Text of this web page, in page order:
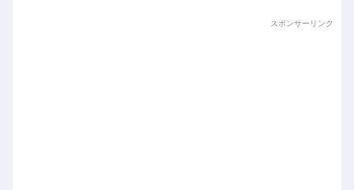
スポンサーリンク